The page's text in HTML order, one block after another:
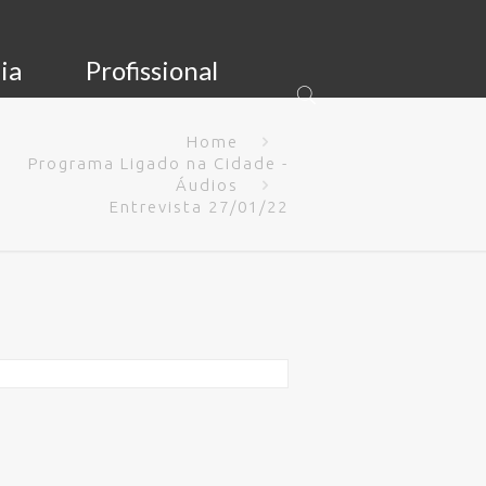
Profissional
Home
Programa Ligado na Cidade -
Áudios
Entrevista 27/01/22